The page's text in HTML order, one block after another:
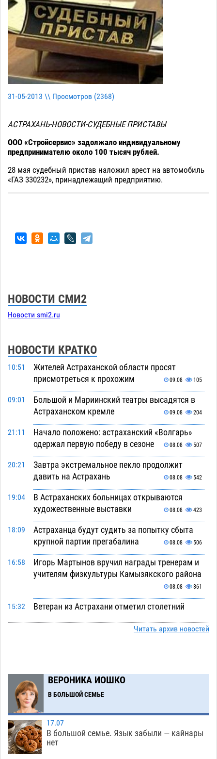
31-05-2013 \\ Просмотров (2368)
АСТРАХАНЬ-НОВОСТИ-СУДЕБНЫЕ ПРИСТАВЫ
ООО «Стройсервис» задолжало индивидуальному
предпринимателю около 100 тысяч рублей.
28 мая судебный пристав наложил арест на автомобиль
«ГАЗ 330232», принадлежащий предприятию.
НОВОСТИ СМИ2
Новости smi2.ru
НОВОСТИ КРАТКО
10:51
Жителей Астраханской области просят
присмотреться к прохожим
09.08 105
09:01
Большой и Мариинский театры высадятся в
Астраханском кремле
09.08 204
21:11
Начало положено: астраханский «Волгарь»
одержал первую победу в сезоне
08.08 507
20:21
Завтра экстремальное пекло продолжит
давить на Астрахань
08.08 542
19:04
В Астраханских больницах открываются
художественные выставки
08.08 423
18:09
Астраханца будут судить за попытку сбыта
крупной партии прегабалина
08.08 506
16:58
Игорь Мартынов вручил награды тренерам и
учителям физкультуры Камызякского района
08.08 361
15:32
Ветеран из Астрахани отметил столетний
перехода, попал под колеса авто в Астрахани
12:02
Астраханский следком помог подростку
получить зарплату за честный труд
446
Читать архив новостей
ВЕРОНИКА ИОШКО
В БОЛЬШОЙ СЕМЬЕ
17.07
В большой семье. Язык забыли — кайнары
нет